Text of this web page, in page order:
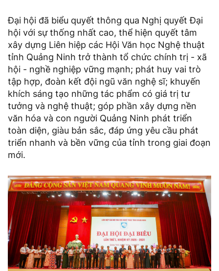
Đại hội đã biểu quyết thông qua Nghị quyết Đại
hội với sự thống nhất cao, thể hiện quyết tâm
xây dựng Liên hiệp các Hội Văn học Nghệ thuật
tỉnh Quảng Ninh trở thành tổ chức chính trị - xã
hội - nghề nghiệp vững mạnh; phát huy vai trò
tập hợp, đoàn kết đội ngũ văn nghệ sĩ; khuyến
khích sáng tạo những tác phẩm có giá trị tư
tưởng và nghệ thuật; góp phần xây dựng nền
văn hóa và con người Quảng Ninh phát triển
toàn diện, giàu bản sắc, đáp ứng yêu cầu phát
triển nhanh và bền vững của tỉnh trong giai đoạn
mới.